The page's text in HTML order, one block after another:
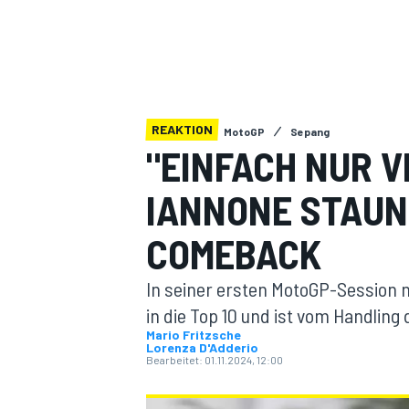
MOTOGP
REAKTION MotoGP Sepang
"EINFACH NUR
IANNONE
COMEBACK
In seiner ersten MotoGP-
in die Top 10 und ist vom
Mario Fritzsche
Lorenza D'Adderio
Bearbeitet: 01.11.2024, 12:00